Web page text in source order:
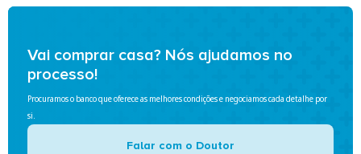
Vai comprar casa? Nós ajudamos no
processo!
Procuramos o banco que oferece as melhores condições e negociamos cada detalhe por
si.
Falar com o Doutor